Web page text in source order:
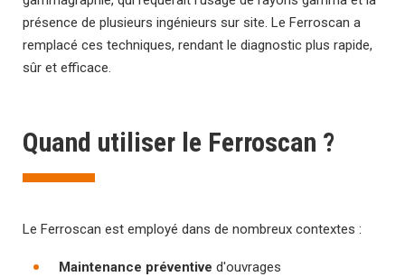
présence de plusieurs ingénieurs sur site. Le Ferroscan a
remplacé ces techniques, rendant le diagnostic plus rapide,
sûr et efficace.
Quand utiliser le Ferroscan ?
Le Ferroscan est employé dans de nombreux contextes :
Maintenance préventive d'ouvrages